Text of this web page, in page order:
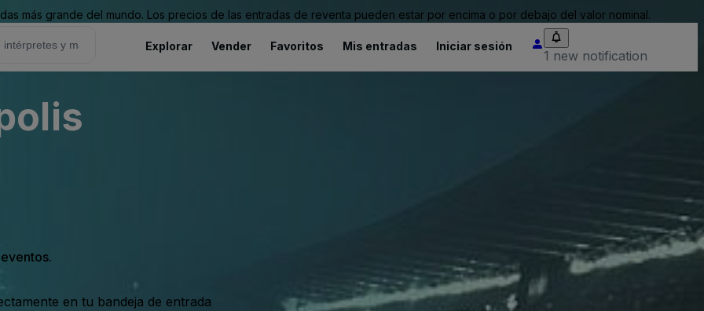
más grande del mundo. Los precios de las entradas de reventa pueden estar por encima o por debajo del valor nominal.
Explorar Vender Favoritos Mis entradas Iniciar sesión
1 new notification
en tu bandeja de entrada